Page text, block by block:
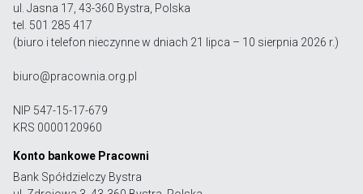
ul. Jasna 17, 43-360 Bystra, Polska
tel. 501 285 417
(biuro i telefon nieczynne w dniach 21 lipca – 10 sierpnia 2026 r.)
biuro@pracownia.org.pl
NIP 547-15-17-679
KRS 0000120960
Konto bankowe Pracowni
Bank Spółdzielczy Bystra